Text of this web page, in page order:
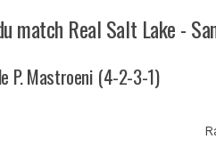
match Real Salt Lake -
P. Mastroeni (4-2-3-1)